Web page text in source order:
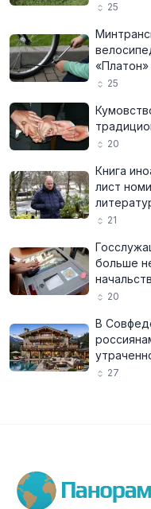
25
«Платон»
25
20
Книга
лист
21
больше
20
В
27